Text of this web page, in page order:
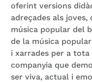
oferint versions
adreçades als
música popular del
de la música
i xarrades per a tota
companyia que
ser viva, actual i